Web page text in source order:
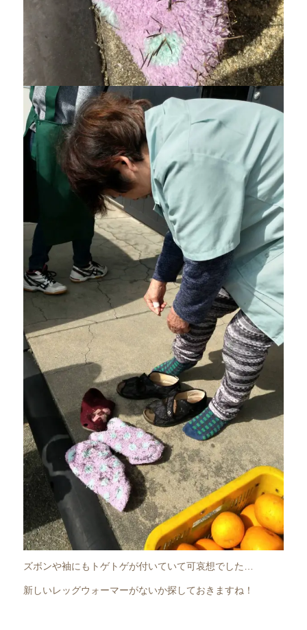
ズボンや袖にもトゲトゲが付いていて可哀想でした…
新しいレッグウォーマーがないか探しておきますね！